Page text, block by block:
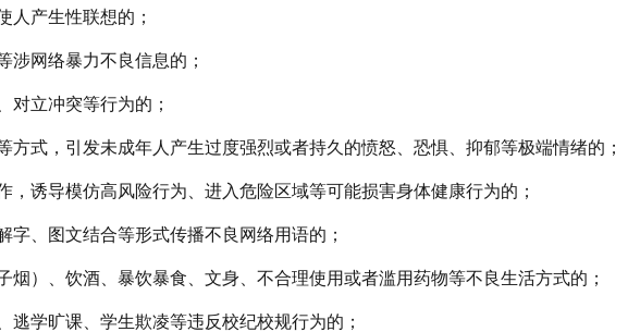
人产生性联想的；
涉网络暴力不良信息的；
对立冲突等行为的；
方式，引发未成年人产生过度强烈或者持久的愤怒、恐惧、抑郁等极端情绪的；
，诱导模仿高风险行为、进入危险区域等可能损害身体健康行为的；
字、图文结合等形式传播不良网络用语的；
烟）、饮酒、暴饮暴食、文身、不合理使用或者滥用药物等不良生活方式的；
逃学旷课、学生欺凌等违反校纪校规行为的；